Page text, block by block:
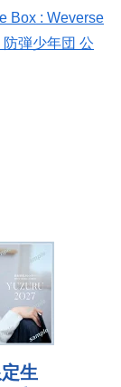
Box : Weverse
弾少年団 公